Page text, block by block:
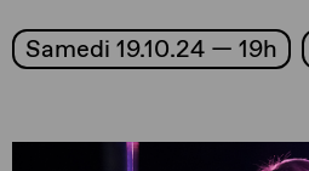
Samedi 19.10.24 — 19h